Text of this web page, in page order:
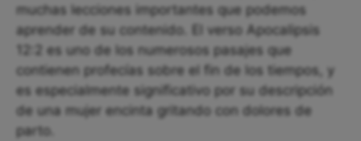
muchas lecciones importantes que podemos
aprender de su contenido. El verso Apocalipsis
12:2 es uno de los numerosos pasajes que
contienen profecías sobre el fin de los tiempos, y
es especialmente significativo por su descripción
de una mujer encinta gritando con dolores de
parto.